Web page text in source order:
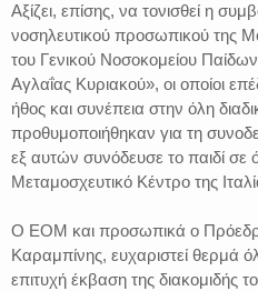
Αξίζει, επίσης, να τονισθεί η
νοσηλευτικού προσωπικού της
του Γενικού Νοσοκομείου
Αγλαΐας Κυριακού», οι οποίοι
ήθος και συνέπεια στην όλη
προθυμοποιήθηκαν για τη
εξ αυτών συνόδευσε το παιδί σε
Μεταμοσχευτικό Κέντρο της
Ο ΕΟΜ και προσωπικά ο
Καραμπίνης, ευχαριστεί θερμά
επιτυχή έκβαση της διακομιδής